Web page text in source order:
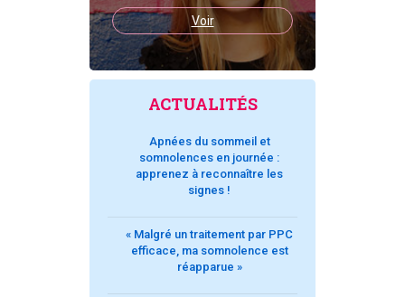
Voir
ACTUALITÉS
Apnées du sommeil et
somnolences en journée :
apprenez à reconnaître les
signes !
« Malgré un traitement par PPC
efficace, ma somnolence est
réapparue »